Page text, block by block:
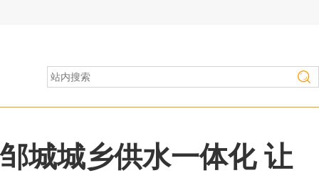
邹城城乡供水一体化 让